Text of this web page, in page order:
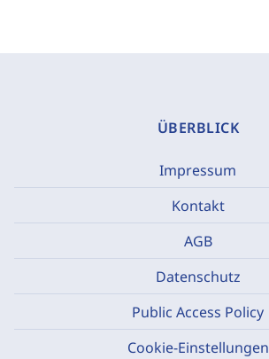
ÜBERBLICK
Impressum
Kontakt
AGB
Datenschutz
Public Access Policy
Cookie-Einstellungen